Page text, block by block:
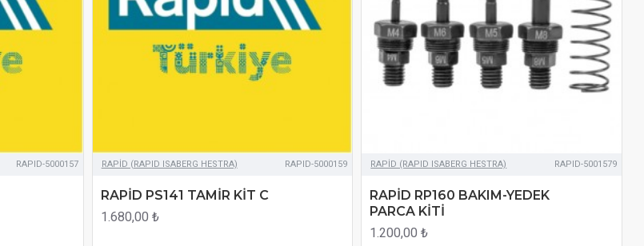
RAPID-5000157 RAPİD (RAPID ISABERG HESTRA) RAPID-5000159
RAPİD PS141 TAMİR KİT C
1.680,00 ₺
RAPİD (RAPID ISABERG HESTRA) RAPID-5001579
RAPİD RP160 BAKIM-YEDEK
PARCA KİTİ
1.200,00 ₺